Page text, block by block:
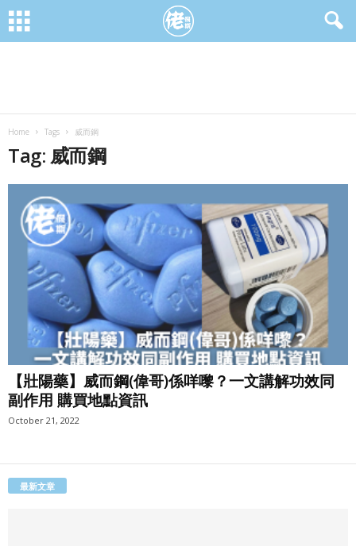
Home Tags 威而鋼
Tag: 威而鋼
【壯陽藥】威而鋼(偉哥)係咩嚟？一文講解功效同
副作用 購買地點資訊
October 21, 2022
最新文章